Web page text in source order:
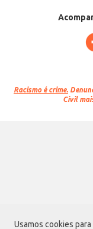
Usamos cookies
Racismo é crime.
Civil